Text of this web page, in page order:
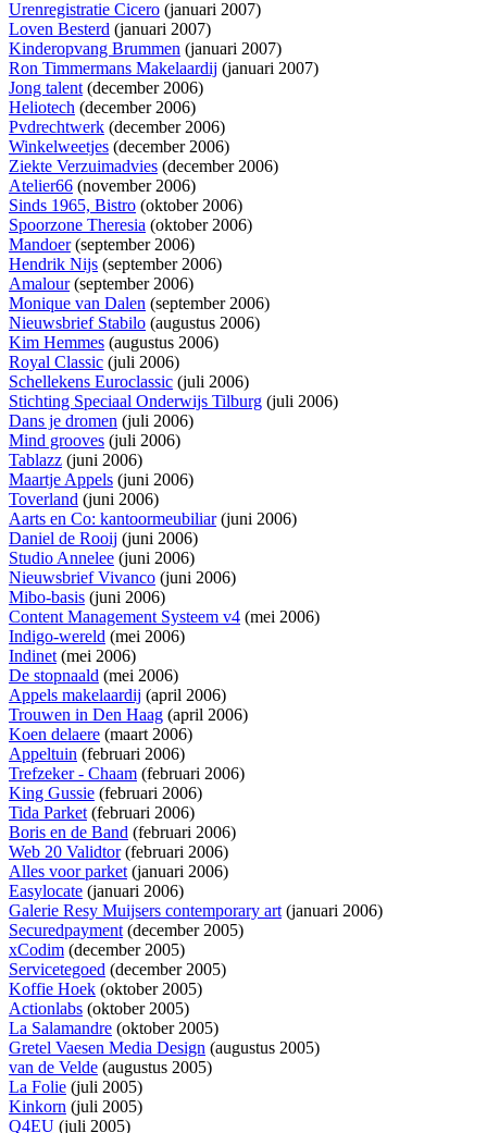
Urenregistratie Cicero (januari 2007)
Loven Besterd (januari 2007)
Kinderopvang Brummen (januari 2007)
Ron Timmermans Makelaardij (januari 2007)
Jong talent(december 2006)
Heliotech (december 2006)
Pvdrechtwerk (december 2006)
Winkelweetjes (december 2006)
Ziekte Verzuimadvies (december 2006)
Atelier66 (november 2006)
Sinds 1965, Bistro (oktober 2006)
Spoorzone Theresia (oktober 2006)
Mandoer(september 2006)
Hendrik Nijs (september 2006)
Amalour(september 2006)
Monique van Dalen (september 2006)
Nieuwsbrief Stabilo (augustus 2006)
Kim Hemmes (augustus 2006)
Royal Classic (juli 2006)
Schellekens Euroclassic (juli 2006)
Stichting Speciaal Onderwijs Tilburg (juli 2006)
Dans je dromen (juli 2006)
Mind grooves (juli 2006)
Tablazz (juni 2006)
Maartje Appels (juni 2006)
Toverland (juni 2006)
Aarts en Co: kantoormeubiliar(juni 2006)
Daniel de Rooij (juni 2006)
Studio Annelee (juni 2006)
Nieuwsbrief Vivanco (juni 2006)
Mibo-basis (juni 2006)
Content Management Systeem v4 (mei 2006)
Indigo-wereld (mei 2006)
Indinet(mei 2006)
De stopnaald (mei 2006)
Appels makelaardij (april 2006)
Trouwen in Den Haag (april 2006)
Koen delaere (maart 2006)
Appeltuin (februari 2006)
Trefzeker - Chaam (februari 2006)
King Gussie (februari 2006)
Tida Parket(februari 2006)
Boris en de Band (februari 2006)
Web 20 Validtor(februari 2006)
Alles voor parket(januari 2006)
Easylocate (januari 2006)
Galerie Resy Muijsers contemporary art(januari 2006)
Securedpayment(december 2005)
xCodim (december 2005)
Servicetegoed (december 2005)
Koffie Hoek (oktober 2005)
Actionlabs (oktober 2005)
La Salamandre (oktober 2005)
Gretel Vaesen Media Design (augustus 2005)
van de Velde (augustus 2005)
La Folie (juli 2005)
Kinkorn (juli 2005)
Q4EU (juli 2005)